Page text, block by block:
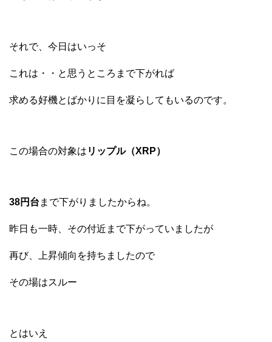
それで、今日はいっそ
これは・・と思うところまで下がれば
求める好機とばかりに目を凝らしてもいるのです。
この場合の対象は リップル（XRP）
38円台 まで下がりましたからね。
昨日も一時、その付近まで下がっていましたが
再び、上昇傾向を持ちましたので
その場はスルー
とはいえ